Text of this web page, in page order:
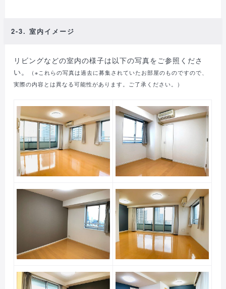
2-3. 室内イメージ
リビングなどの室内の様子は以下の写真をご参照くださ
い。
（※これらの写真は過去に募集されていたお部屋のものですので、
実際の内容とは異なる可能性があります。ご了承ください。）